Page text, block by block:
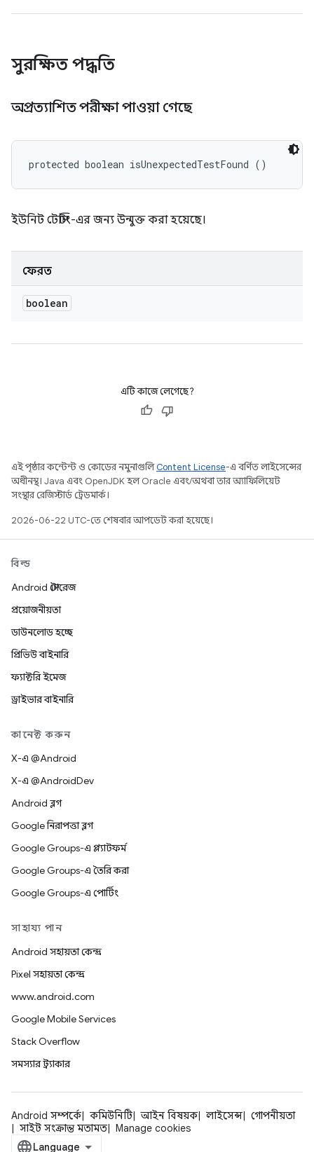
সুরক্ষিত পদ্ধতি
অপ্রত্যাশিত পরীক্ষা পাওয়া গেছে
protected boolean isUnexpectedTestFound ()
ইউনিট টেস্টিং-এর জন্য উন্মুক্ত করা হয়েছে।
ফেরত
boolean
এটি কাজে লেগেছে?
এই পৃষ্ঠার কন্টেন্ট ও কোডের নমুনাগুলিContent License-এ বর্ণিত লাইসেন্সের
অধীনস্থ। Java এবং OpenJDK হল Oracle এবং/অথবা তার অ্যাফিলিয়েট
সংস্থার রেজিস্টার্ড ট্রেডমার্ক।
2026-06-22 UTC-তে শেষবার আপডেট করা হয়েছে।
বিল্ড
Android স্টোরেজ
প্রয়োজনীয়তা
ডাউনলোড হচ্ছে
প্রিভিউ বাইনারি
ফ্যাক্টরি ইমেজ
ড্রাইভার বাইনারি
কানেক্ট করুন
X-এ @Android
X-এ @AndroidDev
Android ব্লগ
Google নিরাপত্তা ব্লগ
Google Groups-এ প্ল্যাটফর্ম
Google Groups-এ তৈরি করা
Google Groups-এ পোর্টিং
সাহায্য পান
Android সহায়তা কেন্দ্র
Pixel সহায়তা কেন্দ্র
www.android.com
Google Mobile Services
Stack Overflow
সমস্যার ট্র্যাকার
Android সম্পর্কে কমিউনিটি আইন বিষয়ক লাইসেন্স
গোপনীয়তা
সাইট সংক্রান্ত মতামত
Manage cookies